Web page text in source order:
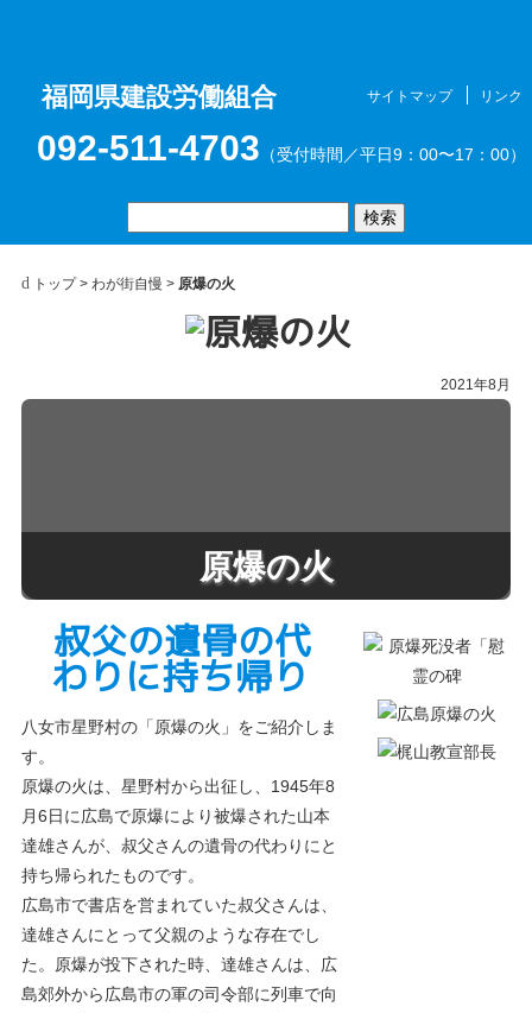
福岡県建設労働組合 サイトマップ リンク
092-511-4703 （受付時間／平日9：00〜17：00）
トップ> わが街自慢 > 原爆の火
2021年8月
原爆の火
叔父の遺骨の代
わりに持ち帰り
八女市星野村の「原爆の火」をご紹介しま
す。
原爆の火は、星野村から出征し、1945年8
月6日に広島で原爆により被爆された山本
達雄さんが、叔父さんの遺骨の代わりにと
持ち帰られたものです。
広島市で書店を営まれていた叔父さんは、
達雄さんにとって父親のような存在でし
た。原爆が投下された時、達雄さんは、広
島郊外から広島市の軍の司令部に列車で向